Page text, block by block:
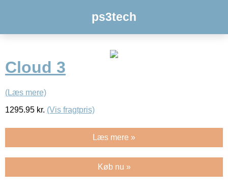
ps3tech
Cloud 3
(Læs mere)
1295.95 kr. (Vis fragtpris)
Læs mere »
Køb nu »